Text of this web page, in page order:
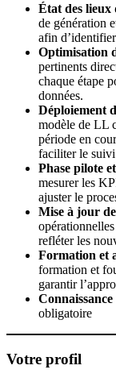
État des lieux
de génération
afin
Optimisation
pertinents
chaque étape
données.
Déploiement
modèle de LL
période en
faciliter le suivi
Phase pilote
mesurer les
ajuster le
Mise à jour
refléter les
Formation et
formation et
garantir
Connaissance
obligatoire
Votre profil